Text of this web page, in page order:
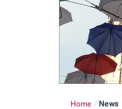
Home News